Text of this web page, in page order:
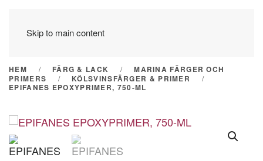
Skip to main content
HEM FÄRG & LACK
MARINA FÄRGER OCH
PRIMERS
KÖLSVINSFÄRGER & PRIMER
EPIFANES EPOXYPRIMER, 750-ML